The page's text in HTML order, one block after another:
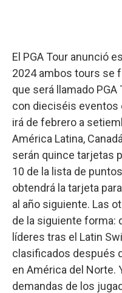
El PGA Tour anunció
2024 ambos tours se
que será llamado
con dieciséis eventos
irá de febrero a
América Latina,
serán quince tarjetas
10 de la lista de
obtendrá la tarjeta
al año siguiente. Las
de la siguiente forma:
líderes tras el Latin
clasificados después
en América del Norte.
demandas de los